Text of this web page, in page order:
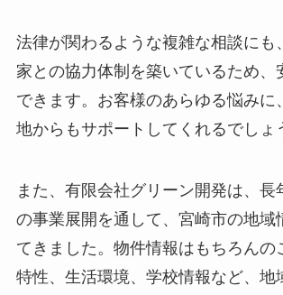
法律が関わるような複雑な相談にも
家との協力体制を築いているため、
できます。お客様のあらゆる悩みに
地からもサポートしてくれるでしょ
また、有限会社グリーン開発は、長
の事業展開を通して、宮崎市の地域
てきました。物件情報はもちろんの
特性、生活環境、学校情報など、地